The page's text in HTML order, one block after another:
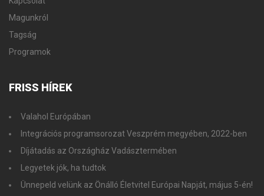
Magunkról
Tagság
Programok
FRISS HÍREK
Valahol Európában
Integrációs programsorozat Veszprém megyében, 2022-ben
Díjátadás az Országház Vadásztermében
Legyetek jók, ha tudtok
Ünnepeld velünk az Önálló Életvitel Európai Napját, május 5-én!